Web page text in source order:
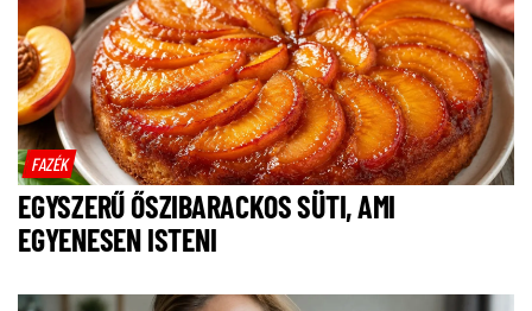
FAZÉK
EGYSZERŰ ŐSZIBARACKOS SÜTI, AMI
EGYENESEN ISTENI